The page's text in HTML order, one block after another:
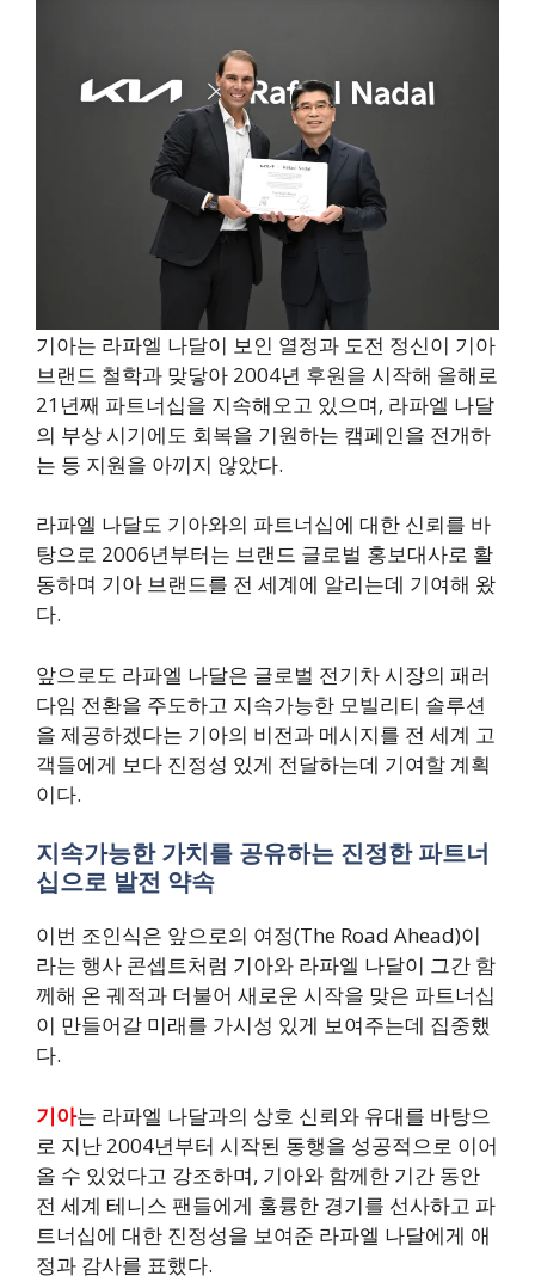
기아는 라파엘 나달이 보인 열정과 도전 정신이 기아
브랜드 철학과 맞닿아 2004년 후원을 시작해 올해로
21년째 파트너십을 지속해오고 있으며, 라파엘 나달
의 부상 시기에도 회복을 기원하는 캠페인을 전개하
는 등 지원을 아끼지 않았다.
라파엘 나달도 기아와의 파트너십에 대한 신뢰를 바
탕으로 2006년부터는 브랜드 글로벌 홍보대사로 활
동하며 기아 브랜드를 전 세계에 알리는데 기여해 왔
다.
앞으로도 라파엘 나달은 글로벌 전기차 시장의 패러
다임 전환을 주도하고 지속가능한 모빌리티 솔루션
을 제공하겠다는 기아의 비전과 메시지를 전 세계 고
객들에게 보다 진정성 있게 전달하는데 기여할 계획
이다.
지속가능한 가치를 공유하는 진정한 파트너
십으로 발전 약속
이번 조인식은 앞으로의 여정(The Road Ahead)이
라는 행사 콘셉트처럼 기아와 라파엘 나달이 그간 함
께해 온 궤적과 더불어 새로운 시작을 맞은 파트너십
이 만들어갈 미래를 가시성 있게 보여주는데 집중했
다.
기아는 라파엘 나달과의 상호 신뢰와 유대를 바탕으
로 지난 2004년부터 시작된 동행을 성공적으로 이어
올 수 있었다고 강조하며, 기아와 함께한 기간 동안
전 세계 테니스 팬들에게 훌륭한 경기를 선사하고 파
트너십에 대한 진정성을 보여준 라파엘 나달에게 애
정과 감사를 표했다.